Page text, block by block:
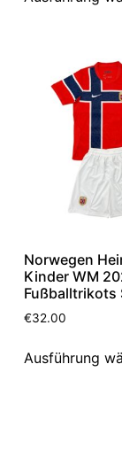
Norwegen
Kinder WM
Fußballtrikots
€32.00
Ausführung